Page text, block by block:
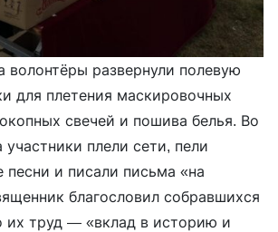
волонтёры развернули полевую
для плетения маскировочных
свечей и пошива белья. Во
плели сети, пели
песни и писали письма «на
благословил собравшихся
их труд — «вклад в историю и